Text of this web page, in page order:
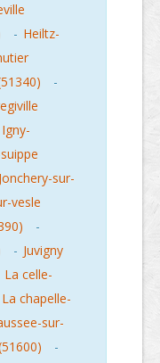
- Heiltz-
-
Igny-
Jonchery-sur-
vesle
-
- Juvigny
La celle-
La chapelle-
sur-
-